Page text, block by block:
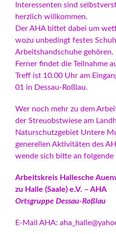
Interessenten sind
herzlich willkommen.
Der AHA bittet dabei um
wozu unbedingt festes
Arbeitshandschuhe gehören.
Ferner findet die Teilnahme
Treff ist 10.00 Uhr am
01 in Dessau-Roßlau.
Wer noch mehr zu dem
der Streuobstwiese am
Naturschutzgebiet Untere
generellen Aktivitäten des
wende sich bitte an
Arbeitskreis Hallesche
zu Halle (Saale) e.V. – AHA
Ortsgruppe Dessau-Roßlau
E-Mail AHA: